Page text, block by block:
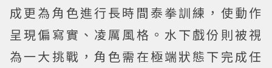
成更為角色進行長時間泰拳訓練，使動作
呈現偏寫實、凌厲風格。水下戲份則被視
為一大挑戰，角色需在極端狀態下完成任